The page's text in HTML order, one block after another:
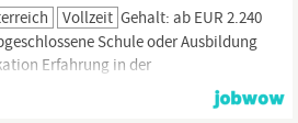
Vollzeit Gehalt: ab EUR 2.240
Schule oder Ausbildung
Erfahrung in der
Qualitätsbewusstsein,
Gute Deutschkenntnisse in Wort